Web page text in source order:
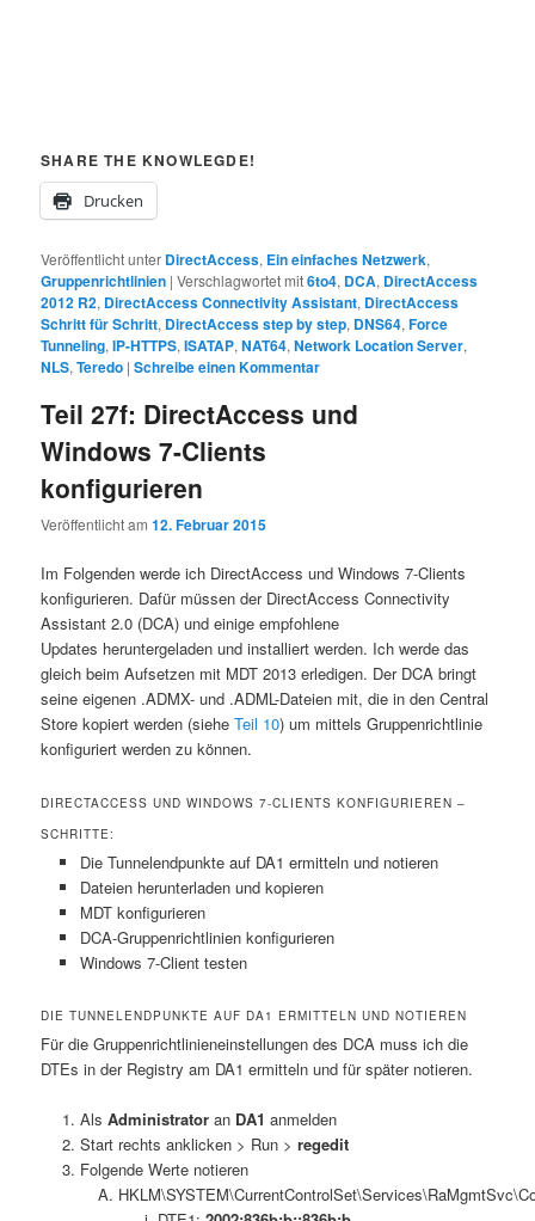
SHARE THE KNOWLEGDE!
Drucken
Veröffentlicht unter DirectAccess, Ein einfaches Netzwerk,
Gruppenrichtlinien |Verschlagwortet mit6to4, DCA, DirectAccess
2012 R2, DirectAccess Connectivity Assistant, DirectAccess
Schritt für Schritt, DirectAccess step by step, DNS64,Force
Tunneling,IP-HTTPS,ISATAP,NAT64,Network Location Server,
NLS,Teredo |Schreibe einen Kommentar
Teil 27f: DirectAccess und
Windows 7-Clients
konfigurieren
Veröffentlicht am12. Februar 2015
Im Folgenden werde ich DirectAccess und Windows 7-Clients
konfigurieren. Dafür müssen der DirectAccess Connectivity
Assistant 2.0 (DCA) und einige empfohlene
Updates heruntergeladen und installiert werden. Ich werde das
gleich beim Aufsetzen mit MDT 2013 erledigen. Der DCA bringt
seine eigenen .ADMX- und .ADML-Dateien mit, die in den Central
Store kopiert werden (sieheTeil 10) um mittels Gruppenrichtlinie
konfiguriert werden zu können.
DIRECTACCESS UND WINDOWS 7-CLIENTS KONFIGURIEREN –
SCHRITTE:
Die Tunnelendpunkte auf DA1 ermitteln und notieren
Dateien herunterladen und kopieren
MDT konfigurieren
DCA-Gruppenrichtlinien konfigurieren
Windows 7-Client testen
DIE TUNNELENDPUNKTE AUF DA1 ERMITTELN UND NOTIEREN
Für die Gruppenrichtlinieneinstellungen des DCA muss ich die
DTEs in der Registry am DA1 ermitteln und für später notieren.
Als Administratoran DA1 anmelden
Start rechts anklicken > Run > regedit
Folgende Werte notieren